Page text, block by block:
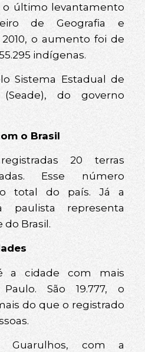
o último levantamento
de Geografia e
2010, o aumento foi de
indígenas.
Sistema Estadual de
do governo
o Brasil
20 terras
Esse número
total do país. Já a
paulista representa
do Brasil.
a cidade com mais
São 19.777, o
do que o registrado
Guarulhos, com a